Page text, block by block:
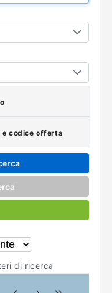
e codice offerta
di ricerca